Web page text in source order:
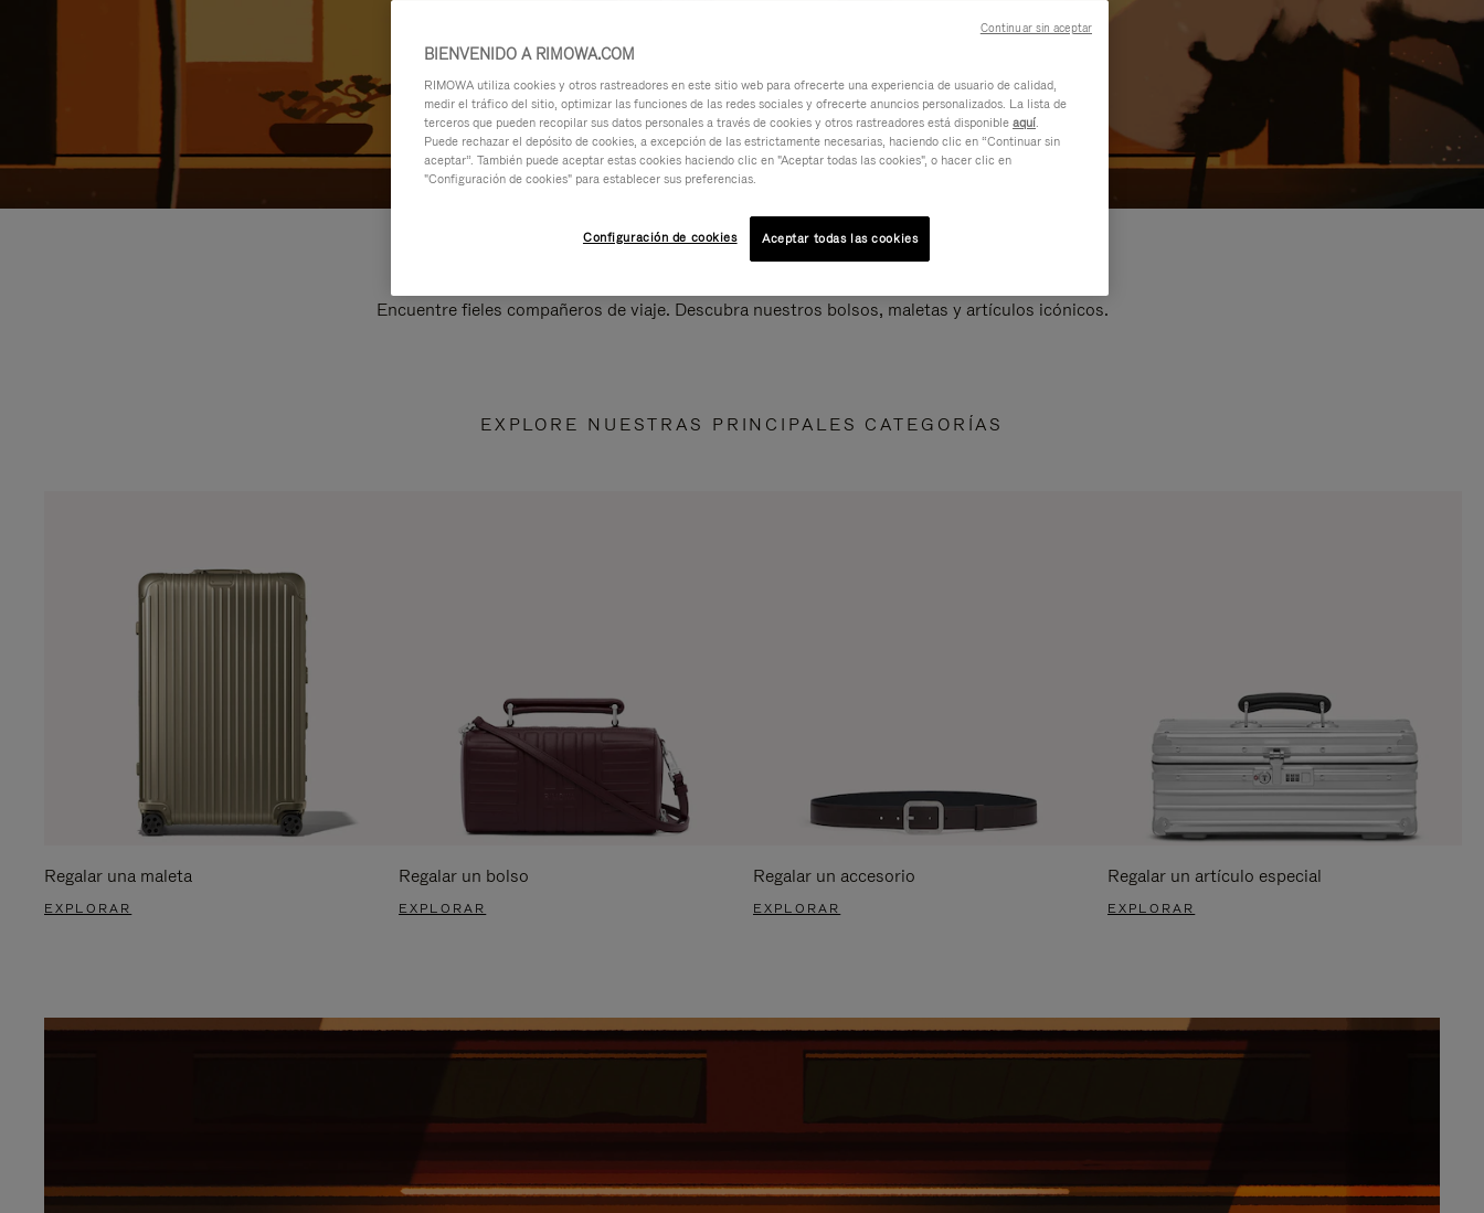
Encuentre fieles compañeros de viaje. Descubra nuestros bolsos, maletas y artículos icónicos.
EXPLORE NUESTRAS PRINCIPALES CATEGORÍAS
Regalar una maleta
EXPLORAR
Regalar un bolso
EXPLORAR
Regalar un accesorio
EXPLORAR
Regalar un artículo especial
EXPLORAR
BIENVENIDO A RIMOWA.COM
RIMOWA utiliza cookies y otros rastreadores en este sitio web para ofrecerte una experiencia de usuario de calidad,
medir el tráfico del sitio, optimizar las funciones de las redes sociales y ofrecerte anuncios personalizados. La lista de
terceros que pueden recopilar sus datos personales a través de cookies y otros rastreadores está disponibleaquí.
Puede rechazar el depósito de cookies, a excepción de las estrictamente necesarias, haciendo clic en “Continuar sin
aceptar”. También puede aceptar estas cookies haciendo clic en "Aceptar todas las cookies", o hacer clic en
"Configuración de cookies" para establecer sus preferencias.
Configuración de cookies Aceptar todas las cookies
Continuar sin aceptar